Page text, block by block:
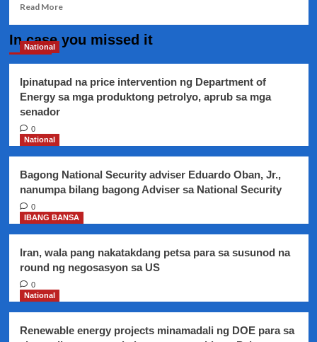
Read MoreRead
Sinovac,
magamit
sa
In case you missed it
National
Ipinatupad na price intervention ng Department of
Energy sa mga produktong petrolyo, aprub sa mga
senador
0
National
Bagong National Security adviser Eduardo Oban, Jr.,
nanumpa bilang bagong Adviser sa National Security
0
IBANG BANSA
Iran, wala pang nakatakdang petsa para sa susunod na
round ng negosasyon sa US
0
National
Renewable energy projects minamadali ng DOE para sa